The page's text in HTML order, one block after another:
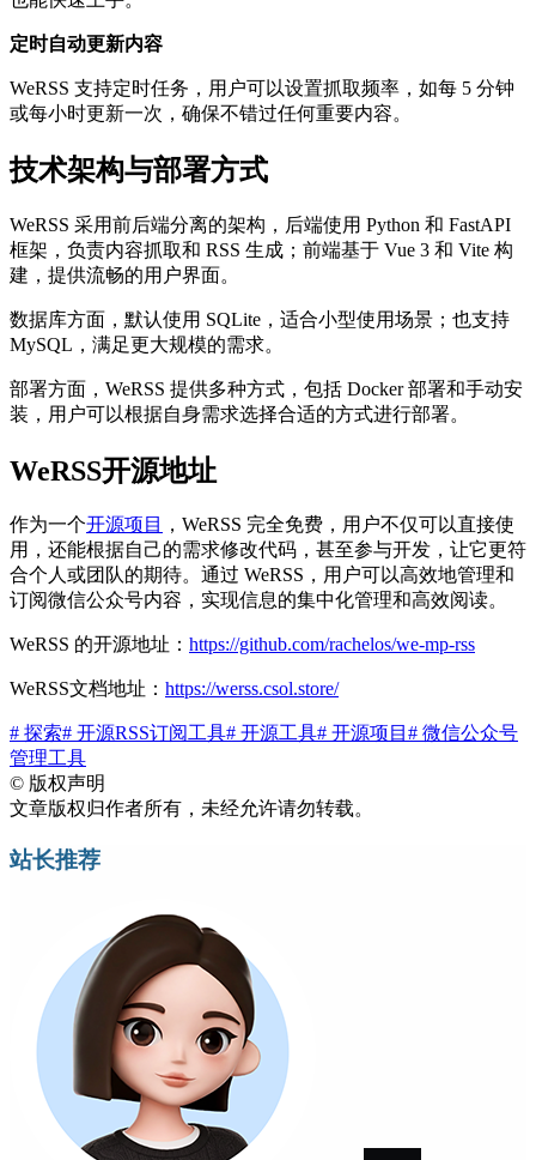
定时自动更新内容
WeRSS 支持定时任务，用户可以设置抓取频率，如每 5 分钟
或每小时更新一次，确保不错过任何重要内容。
技术架构与部署方式
WeRSS 采用前后端分离的架构，后端使用 Python 和 FastAPI
框架，负责内容抓取和 RSS 生成；前端基于 Vue 3 和 Vite 构
建，提供流畅的用户界面。
数据库方面，默认使用 SQLite，适合小型使用场景；也支持
MySQL，满足更大规模的需求。
部署方面，WeRSS 提供多种方式，包括 Docker 部署和手动安
装，用户可以根据自身需求选择合适的方式进行部署。
WeRSS开源地址
作为一个开源项目
，WeRSS 完全免费，用户不仅可以直接使
用，还能根据自己的需求修改代码，甚至参与开发，让它更符
合个人或团队的期待。通过 WeRSS，用户可以高效地管理和
订阅微信公众号内容，实现信息的集中化管理和高效阅读。
WeRSS 的开源地址： https://github.com/rachelos/we-mp-rss
WeRSS文档地址： https://werss.csol.store/
# 探索# 开源RSS订阅工具# 开源工具# 开源项目 # 微信公众号
管理工具
© 版权声明
文章版权归作者所有，未经允许请勿转载。
站长推荐